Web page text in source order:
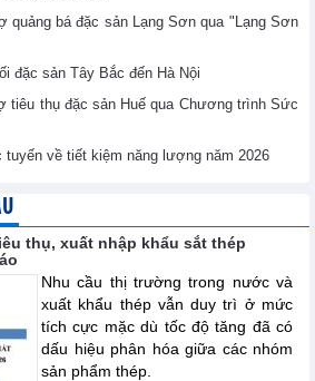
quảng bá đặc sản Lạng Sơn qua "Lạng Sơn
đặc sản Tây Bắc đến Hà Nội
tiêu thụ đặc sản Huế qua Chương trình Sức
tuyến về tiết kiệm năng lượng năm 2026
thụ, xuất nhập khẩu sắt thép
Nhu cầu thị trường trong nước và
xuất khẩu thép vẫn duy trì ở mức
tích cực mặc dù tốc độ tăng đã có
dấu hiệu phân hóa giữa các nhóm
sản phẩm thép.